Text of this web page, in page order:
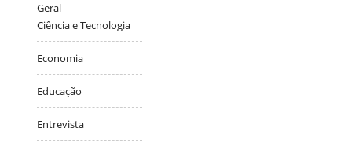
Geral
Ciência e Tecnologia
Economia
Educação
Entrevista